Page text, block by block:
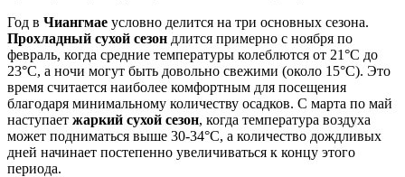
Год в Чиангмае условно делится на три основных сезона.
Прохладный сухой сезон длится примерно с ноября по
февраль, когда средние температуры колеблются от 21°C до
23°C, а ночи могут быть довольно свежими (около 15°C). Это
время считается наиболее комфортным для посещения
благодаря минимальному количеству осадков. С марта по май
наступает жаркий сухой сезон, когда температура воздуха
может подниматься выше 30-34°C, а количество дождливых
дней начинает постепенно увеличиваться к концу этого
периода.